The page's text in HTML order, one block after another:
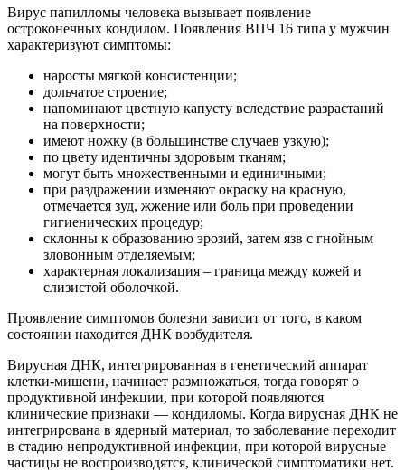
Вирус папилломы человека вызывает появление
остроконечных кондилом. Появления ВПЧ 16 типа у мужчин
характеризуют симптомы:
наросты мягкой консистенции;
дольчатое строение;
напоминают цветную капусту вследствие разрастаний
на поверхности;
имеют ножку (в большинстве случаев узкую);
по цвету идентичны здоровым тканям;
могут быть множественными и единичными;
при раздражении изменяют окраску на красную,
отмечается зуд, жжение или боль при проведении
гигиенических процедур;
склонны к образованию эрозий, затем язв с гнойным
зловонным отделяемым;
характерная локализация – граница между кожей и
слизистой оболочкой.
Проявление симптомов болезни зависит от того, в каком
состоянии находится ДНК возбудителя.
Вирусная ДНК, интегрированная в генетический аппарат
клетки-мишени, начинает размножаться, тогда говорят о
продуктивной инфекции, при которой появляются
клинические признаки — кондиломы. Когда вирусная ДНК не
интегрирована в ядерный материал, то заболевание переходит
в стадию непродуктивной инфекции, при которой вирусные
частицы не воспроизводятся, клинической симптоматики нет.